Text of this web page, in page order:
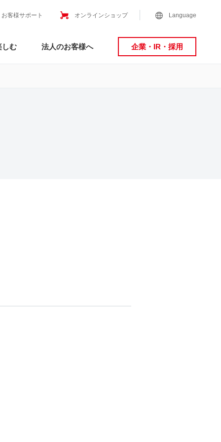
お客様サポート オンラインショップ Language
しむ 法人のお客様へ 企業・IR・採用